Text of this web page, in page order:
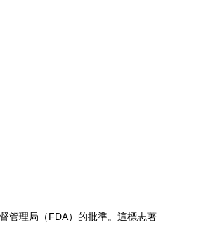
管理局（FDA）的批準。這標志著